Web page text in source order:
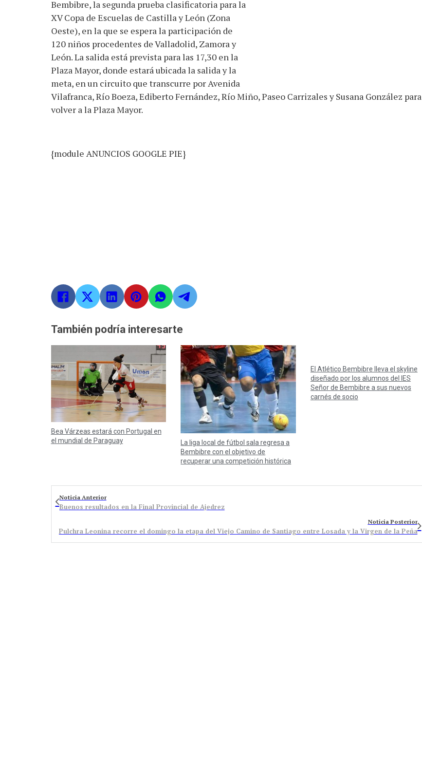
Bembibre, la segunda prueba clasificatoria para la
XV Copa de Escuelas de Castilla y León (Zona
Oeste), en la que se espera la participación de
120 niños procedentes de Valladolid, Zamora y
León. La salida está prevista para las 17,30 en la
Plaza Mayor, donde estará ubicada la salida y la
meta, en un circuito que transcurre por Avenida
Vilafranca, Río Boeza, Ediberto Fernández, Río Miño, Paseo Carrizales y Susana González para
volver a la Plaza Mayor.
{module ANUNCIOS GOOGLE PIE}
También podría interesarte
Bea Várzeas estará con Portugal en
el mundial de Paraguay
La liga local de fútbol sala regresa a
Bembibre con el objetivo de
recuperar una competición histórica
El Atlético Bembibre lleva el skyline
diseñado por los alumnos del IES
Señor de Bembibre a sus nuevos
carnés de socio
Noticia Anterior
Buenos resultados en la Final Provincial de Ajedrez
Noticia Posterior
Pulchra Leonina recorre el domingo la etapa del Viejo Camino de Santiago entre Losada y la Virgen de la Peña